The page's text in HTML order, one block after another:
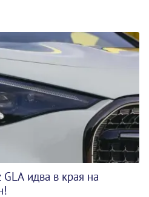
идва в края на